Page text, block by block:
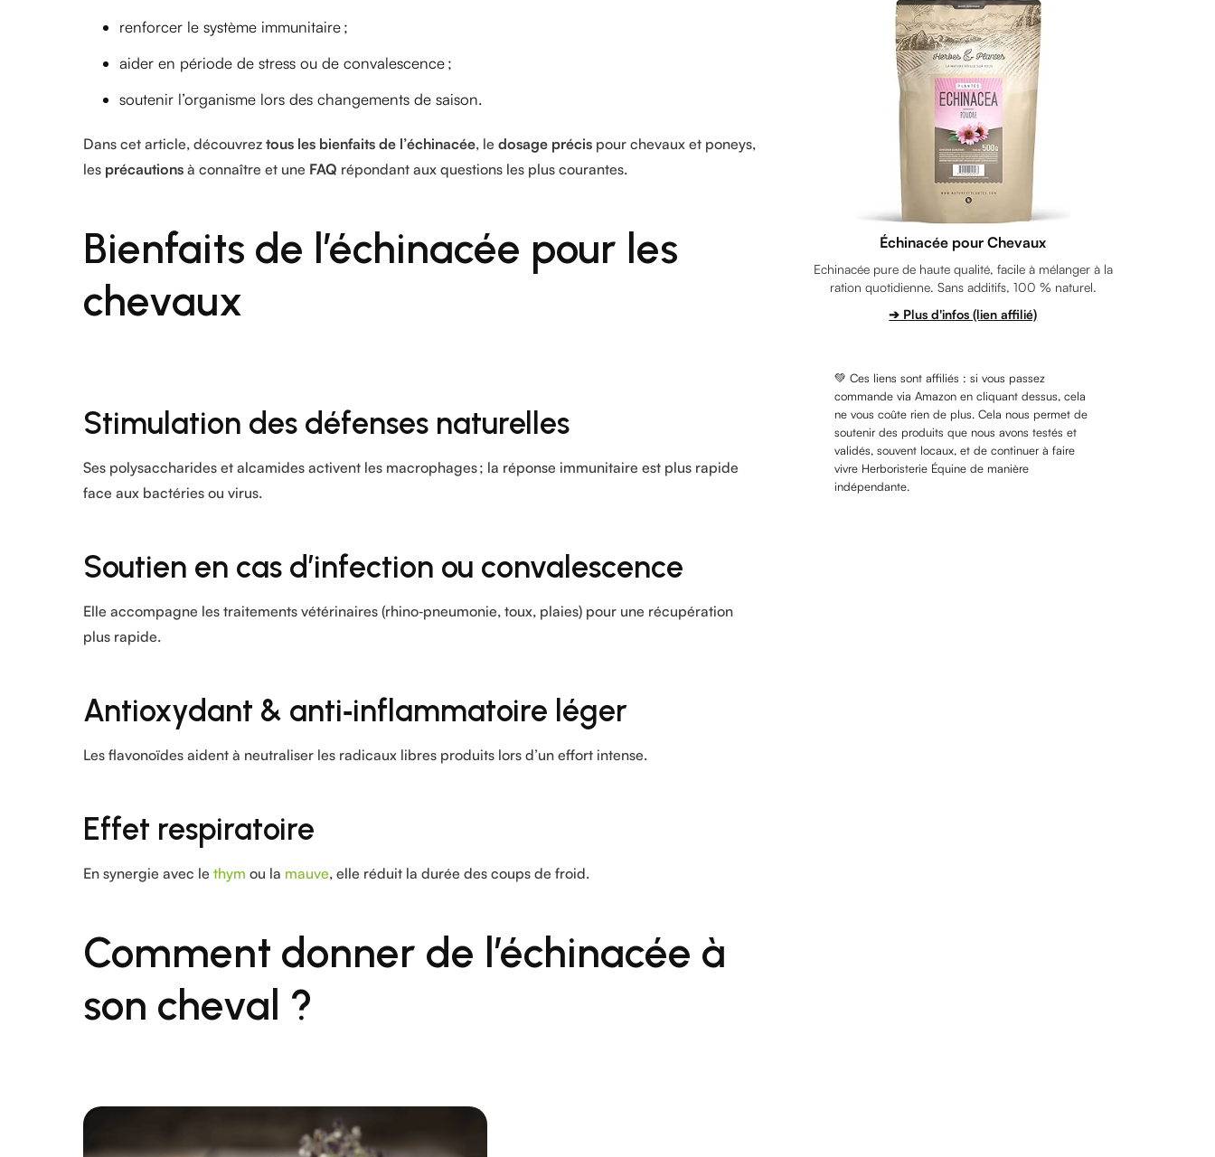
renforcer le système immunitaire ;
aider en période de stress ou de convalescence ;
soutenir l’organisme lors des changements de saison.
Dans cet article, découvrez tous les bienfaits de l’échinacée, le dosage précis pour chevaux et poneys,
les précautions à connaître et une FAQ répondant aux questions les plus courantes.
Bienfaits de l’échinacée pour les
chevaux
Stimulation des défenses naturelles
Ses polysaccharides et alcamides activent les macrophages ; la réponse immunitaire est plus rapide
face aux bactéries ou virus.
Soutien en cas d’infection ou convalescence
Elle accompagne les traitements vétérinaires (rhino‑pneumonie, toux, plaies) pour une récupération
plus rapide.
Antioxydant & anti‑inflammatoire léger
Les flavonoïdes aident à neutraliser les radicaux libres produits lors d’un effort intense.
Effet respiratoire
En synergie avec le thym ou la mauve, elle réduit la durée des coups de froid.
Comment donner de l’échinacée à
son cheval ?
Échinacée pour Chevaux
Echinacée pure de haute qualité, facile à mélanger à la
ration quotidienne. Sans additifs, 100 % naturel.
➔ Plus d'infos (lien affilié)
💚 Ces liens sont affiliés : si vous passez
commande via Amazon en cliquant dessus, cela
ne vous coûte rien de plus. Cela nous permet de
soutenir des produits que nous avons testés et
validés, souvent locaux, et de continuer à faire
vivre Herboristerie Équine de manière
indépendante.